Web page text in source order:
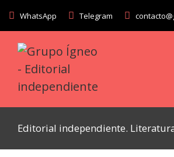
WhatsApp Telegram
Editorial independiente.